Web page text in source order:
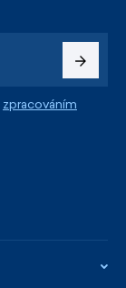
zpracováním